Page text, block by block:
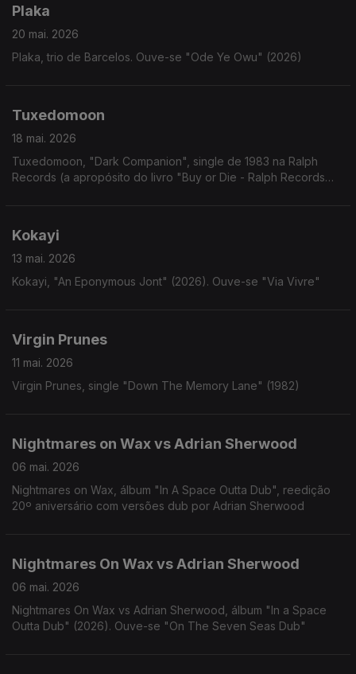
Plaka
20 mai. 2026
Plaka, trio de Barcelos. Ouve-se "Ode Ye Owu" (2026)
Tuxedomoon
18 mai. 2026
Tuxedomoon, "Dark Companion", single de 1983 na Ralph
Records (a apropósito do livro "Buy or Die - Ralph Records
Kokayi
13 mai. 2026
Kokayi, "An Eponymous Jont" (2026). Ouve-se "Via Vivre"
Virgin Prunes
11 mai. 2026
Virgin Prunes, single "Down The Memory Lane" (1982)
Nightmares on Wax vs Adrian Sherwood
06 mai. 2026
Nightmares on Wax, álbum "In A Space Outta Dub", reedição
20º aniversário com versões dub por Adrian Sherwood
Nightmares On Wax vs Adrian Sherwood
06 mai. 2026
Nightmares On Wax vs Adrian Sherwood, álbum "In a Space
Outta Dub" (2026). Ouve-se "On The Seven Seas Dub"